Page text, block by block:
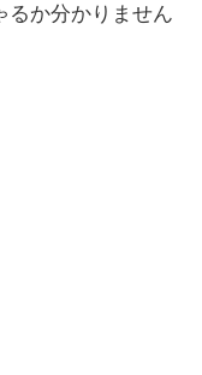
るか分かりません